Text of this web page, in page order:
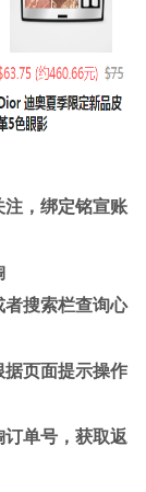
，绑定铭宣账
者搜索栏查询心
据页面提示操作
订单号，获取返